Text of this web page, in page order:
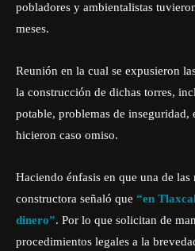
pobladores y ambientalistas
meses.
Reunión en la cual se expusieron
la construcción de dichas torres,
potable, problemas de inseguridad,
hicieron caso omiso.
Haciendo énfasis en que una de
constructora señaló que “en
dinero”. Por lo que solicitan de
procedimientos legales a la